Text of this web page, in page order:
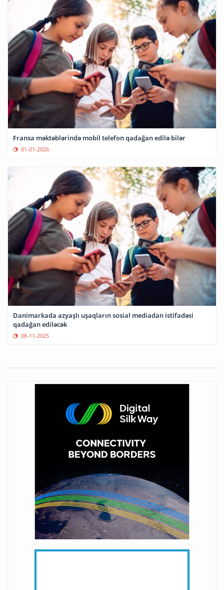
Fransa məktəblərində mobil telefon qadağan edilə bilər
01-01-2026
Danimarkada azyaşlı uşaqların sosial mediadan istifadəsi
qadağan ediləcək
08-11-2025